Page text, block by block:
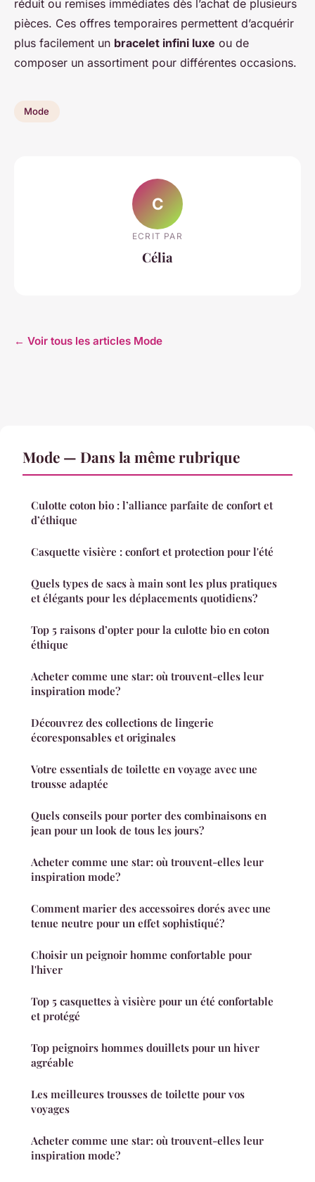
réduit ou remises immédiates dès l’achat de plusieurs
pièces. Ces offres temporaires permettent d’acquérir
plus facilement un bracelet infini luxe ou de
composer un assortiment pour différentes occasions.
Mode
C
ECRIT PAR
Célia
← Voir tous les articles Mode
Mode — Dans la même rubrique
Culotte coton bio : l’alliance parfaite de confort et
d’éthique
Casquette visière : confort et protection pour l'été
Quels types de sacs à main sont les plus pratiques
et élégants pour les déplacements quotidiens?
Top 5 raisons d’opter pour la culotte bio en coton
éthique
Acheter comme une star: où trouvent-elles leur
inspiration mode?
Découvrez des collections de lingerie
écoresponsables et originales
Votre essentials de toilette en voyage avec une
trousse adaptée
Quels conseils pour porter des combinaisons en
jean pour un look de tous les jours?
Acheter comme une star: où trouvent-elles leur
inspiration mode?
Comment marier des accessoires dorés avec une
tenue neutre pour un effet sophistiqué?
Choisir un peignoir homme confortable pour
l'hiver
Top 5 casquettes à visière pour un été confortable
et protégé
Top peignoirs hommes douillets pour un hiver
agréable
Les meilleures trousses de toilette pour vos
voyages
Acheter comme une star: où trouvent-elles leur
inspiration mode?